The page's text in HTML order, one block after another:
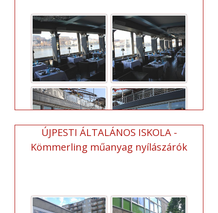
ÚJPESTI ÁLTALÁNOS ISKOLA -
Kömmerling műanyag nyílászárók